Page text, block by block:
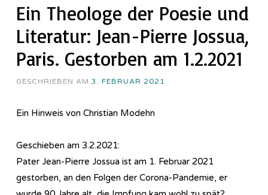
Ein Theologe der Poesie und
Literatur: Jean-Pierre Jossua,
Paris. Gestorben am 1.2.2021
GESCHRIEBEN AM 3. FEBRUAR 2021
Ein Hinweis von Christian Modehn
Geschieben am 3.2.2021:
Pater Jean-Pierre Jossua ist am 1. Februar 2021
gestorben, an den Folgen der Corona-Pandemie, er